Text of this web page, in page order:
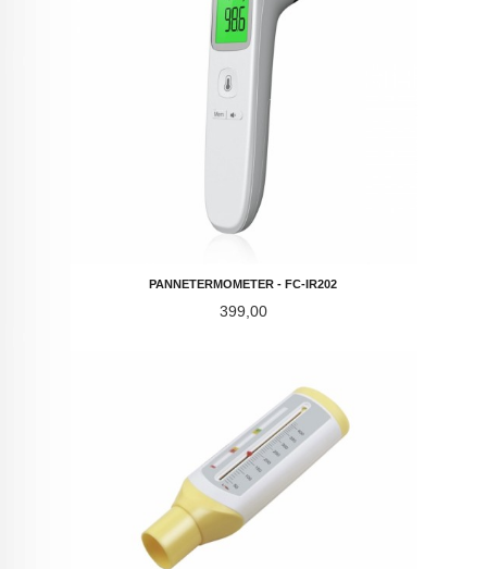
PANNETERMOMETER - FC-IR202
Pris
399,00